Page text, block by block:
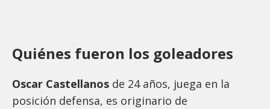
Quiénes fueron los goleadores
Oscar Castellanos de 24 años, juega en la
posición defensa, es originario de